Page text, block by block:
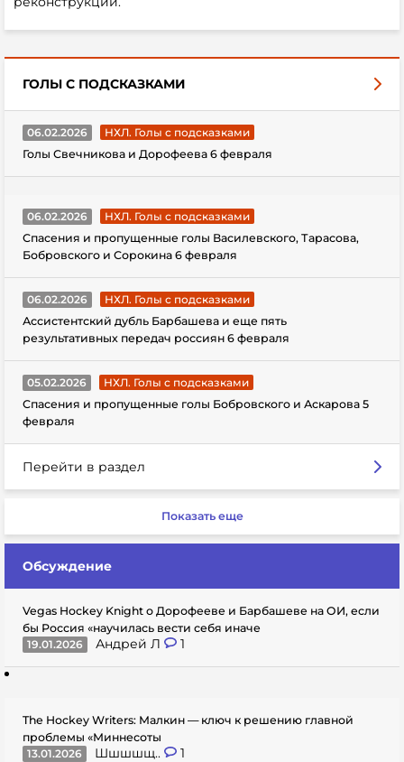
ГОЛЫ С ПОДСКАЗКАМИ
06.02.2026
НХЛ. Голы с подсказками
Голы Свечникова и Дорофеева 6 февраля
06.02.2026
НХЛ. Голы с подсказками
Спасения и пропущенные голы Василевского, Тарасова,
Бобровского и Сорокина 6 февраля
06.02.2026
НХЛ. Голы с подсказками
Ассистентский дубль Барбашева и еще пять
результативных передач россиян 6 февраля
05.02.2026
НХЛ. Голы с подсказками
Спасения и пропущенные голы Бобровского и Аскарова 5
февраля
Перейти в раздел
Показать еще
Обсуждение
Vegas Hockey Knight о Дорофееве и Барбашеве на ОИ, если
бы Россия «научилась вести себя иначе
19.01.2026
Андрей Л 1
The Hockey Writers: Малкин — ключ к решению главной
проблемы «Миннесоты
13.01.2026
Шшшшщ.. 1